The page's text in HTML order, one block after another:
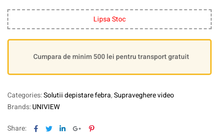
Lipsa Stoc
Cumpara de minim 500 lei pentru transport gratuit
Categories:Solutii depistare febra,Supraveghere video
Brands:UNIVIEW
Share: Facebook
TwitterLinkedinGoogle+Pinterest